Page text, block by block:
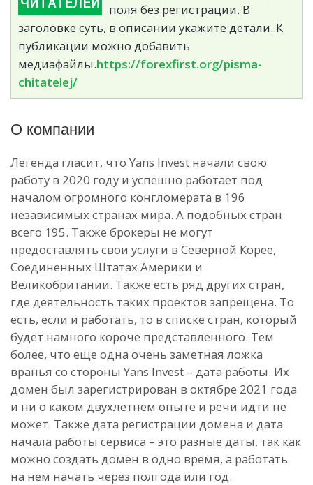
поля без регистрации. В
заголовке суть, в описании укажите детали. К
публикации можно добавить
медиафайлы.https://forexfirst.org/pisma-
chitatelej/
О компании
Легенда гласит, что Yans Invest начали свою
работу в 2020 году и успешно работает под
началом огромного конгломерата в 196
независимых странах мира. А подобных стран
всего 195. Также брокеры не могут
предоставлять свои услуги в Северной Корее,
Соединенных Штатах Америки и
Великобритании. Также есть ряд других стран,
где деятельность таких проектов запрещена. То
есть, если и работать, то в списке стран, который
будет намного короче представленного. Тем
более, что еще одна очень заметная ложка
вранья со стороны Yans Invest – дата работы. Их
домен был зарегистрирован в октябре 2021 года
и ни о каком двухлетнем опыте и речи идти не
может. Также дата регистрации домена и дата
начала работы сервиса – это разные даты, так как
можно создать домен в одно время, а работать
на нем начать через полгода или год.